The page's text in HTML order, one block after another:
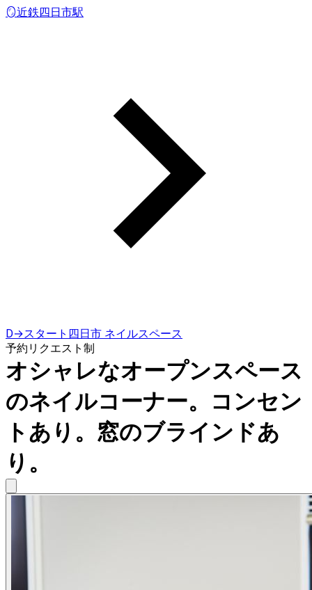
🪞近鉄四日市駅
D→スタート四日市 ネイルスペース
予約リクエスト制
オシャレなオープンスペース
のネイルコーナー。コンセン
トあり。窓のブラインドあ
り。